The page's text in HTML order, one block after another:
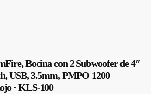
Bocina con 2 Subwoofer de 4″
USB, 3.5mm, PMPO 1200
· KLS-100